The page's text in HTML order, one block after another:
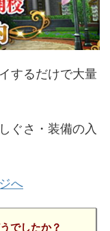
するだけで大量
ぐさ・装備の入
へ
でしたか？